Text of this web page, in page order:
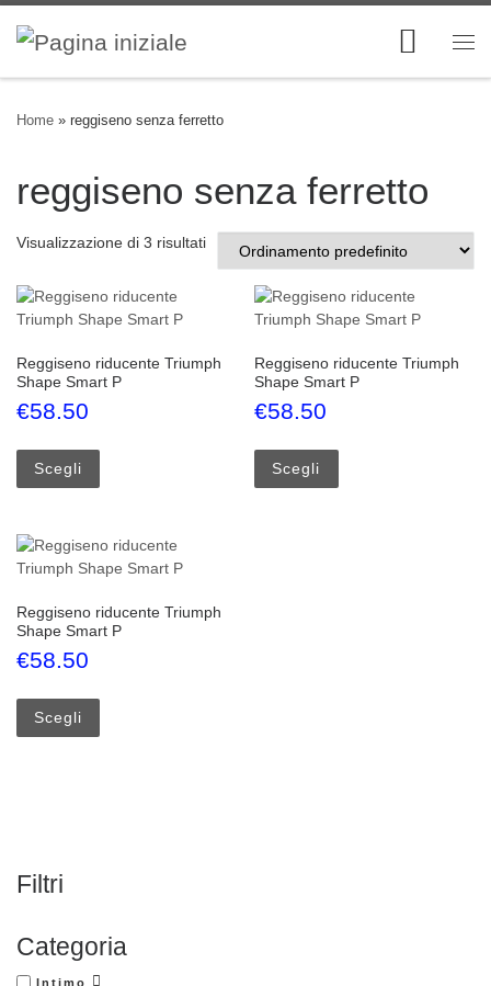
Skip to content
Home » reggiseno senza ferretto
reggiseno senza ferretto
Visualizzazione di 3 risultati
Reggiseno riducente Triumph
Shape Smart P
€58.50
Scegli
Reggiseno riducente Triumph
Shape Smart P
€58.50
Scegli
Reggiseno riducente Triumph
Shape Smart P
€58.50
Scegli
Filtri
Categoria
Intimo